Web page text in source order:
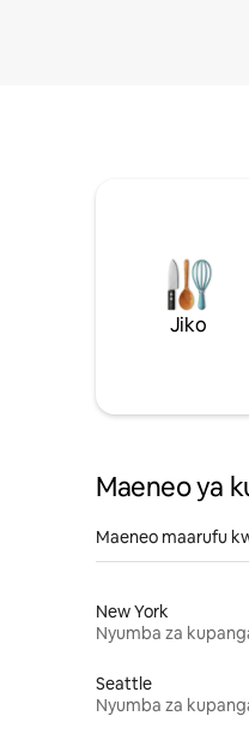
Jiko
Maeneo ya
Maeneo maarufu
New York
Seattle